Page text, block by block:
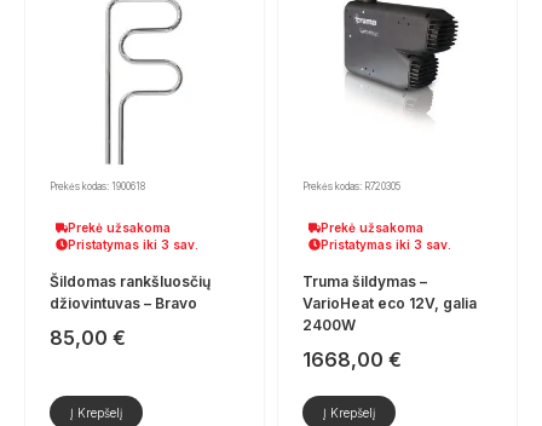
Prekės kodas: 1900618
Prekė užsakoma
Pristatymas iki 3 sav.
Šildomas rankšluosčių
džiovintuvas – Bravo
85,00 €
Į Krepšelį
Prekės kodas: R720305
Prekė užsakoma
Pristatymas iki 3 sav.
Truma šildymas –
VarioHeat eco 12V, galia
2400W
1668,00 €
Į Krepšelį